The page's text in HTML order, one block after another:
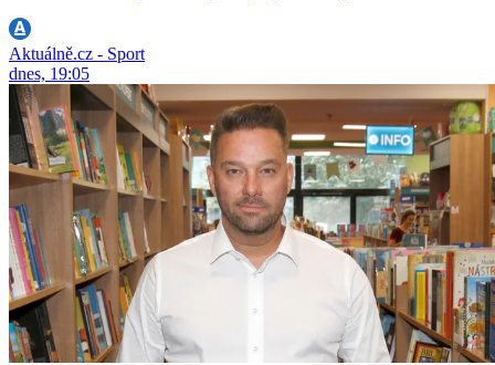
Aktuálně.cz - Sport
dnes, 19:05